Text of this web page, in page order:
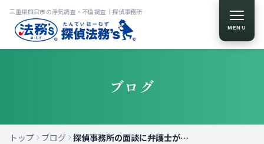
MENU
三重県四日市の浮気調査・不倫調査｜探偵事務所
ブログ
トップ ブログ 探偵事務所の面談に弁護士が同席？「探偵法務's 三重四日市」が歓迎する理由とお客様のメリット